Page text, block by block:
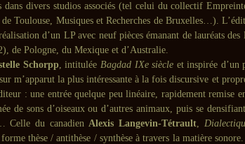
dans divers studios associés (tel celui du collectif
Toulouse, Musiques et Recherches de Bruxelles…).
d’un LP avec neuf pièces émanant de lauréats
de Pologne, du Mexique et d’Australie.
Schorpp, intitulée Bagdad IXe siècle et inspirée d’un
m’apparut la plus intéressante à la fois discursive et
: une entrée quelque peu linéaire, rapidement remise
de sons d’oiseaux ou d’autres animaux, puis se
Celle du canadienAlexis Langevin-Tétrault,
thèse / antithèse / synthèse à travers la matière